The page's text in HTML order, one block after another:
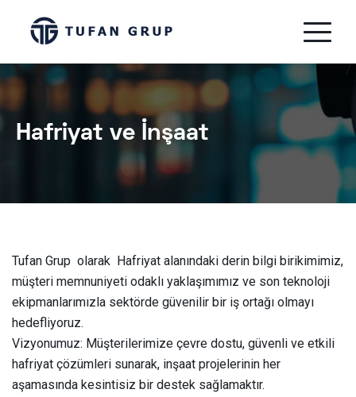
Hafriyat ve İnşaat
Tufan Grup olarak Hafriyat alanındaki derin bilgi birikimimiz,
müşteri memnuniyeti odaklı yaklaşımımız ve son teknoloji
ekipmanlarımızla sektörde güvenilir bir iş ortağı olmayı
hedefliyoruz.
Vizyonumuz: Müşterilerimize çevre dostu, güvenli ve etkili
hafriyat çözümleri sunarak, inşaat projelerinin her
aşamasında kesintisiz bir destek sağlamaktır.